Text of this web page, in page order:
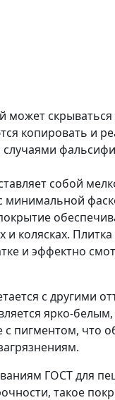
может
копировать и
собой
минимальной
колясках.
и эффектно
с другими
ярко-белым,
с пигментом, что
ГОСТ для
такое